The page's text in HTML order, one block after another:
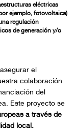
eléctricas
ejemplo, fotovoltaica)
regulación
de generación y/o
el
colaboración
del
Este proyecto se
a través de
local.